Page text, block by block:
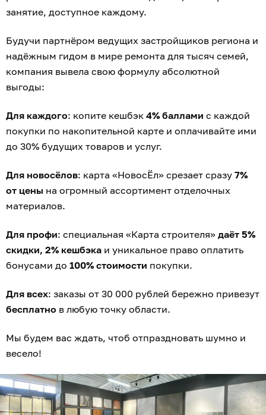
занятие, доступное каждому.
Будучи партнёром ведущих застройщиков региона и
надёжным гидом в мире ремонта для тысяч семей,
компания вывела свою формулу абсолютной
выгоды:
Для каждого: копите кешбэк 4% баллами с каждой
покупки по накопительной карте и оплачивайте ими
до 30% будущих товаров и услуг.
Для новосёлов: карта «НовосЁл» срезает сразу 7%
от цены на огромный ассортимент отделочных
материалов.
Для профи: специальная «Карта строителя» даёт 5%
скидки, 2% кешбэка и уникальное право оплатить
бонусами до 100% стоимости покупки.
Для всех: заказы от 30 000 рублей бережно привезут
бесплатно в любую точку области.
Мы будем вас ждать, чтоб отпраздновать шумно и
весело!